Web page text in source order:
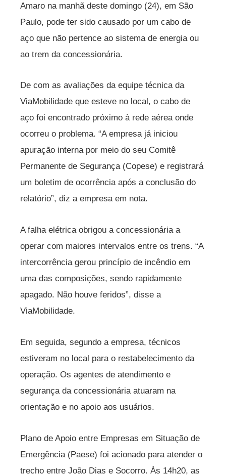
Amaro na manhã deste domingo (24), em São
Paulo, pode ter sido causado por um cabo de
aço que não pertence ao sistema de energia ou
ao trem da concessionária.
De com as avaliações da equipe técnica da
ViaMobilidade que esteve no local, o cabo de
aço foi encontrado próximo à rede aérea onde
ocorreu o problema. “A empresa já iniciou
apuração interna por meio do seu Comitê
Permanente de Segurança (Copese) e registrará
um boletim de ocorrência após a conclusão do
relatório”, diz a empresa em nota.
A falha elétrica obrigou a concessionária a
operar com maiores intervalos entre os trens. “A
intercorrência gerou princípio de incêndio em
uma das composições, sendo rapidamente
apagado. Não houve feridos”, disse a
ViaMobilidade.
Em seguida, segundo a empresa, técnicos
estiveram no local para o restabelecimento da
operação. Os agentes de atendimento e
segurança da concessionária atuaram na
orientação e no apoio aos usuários.
Plano de Apoio entre Empresas em Situação de
Emergência (Paese) foi acionado para atender o
trecho entre João Dias e Socorro. Às 14h20, as